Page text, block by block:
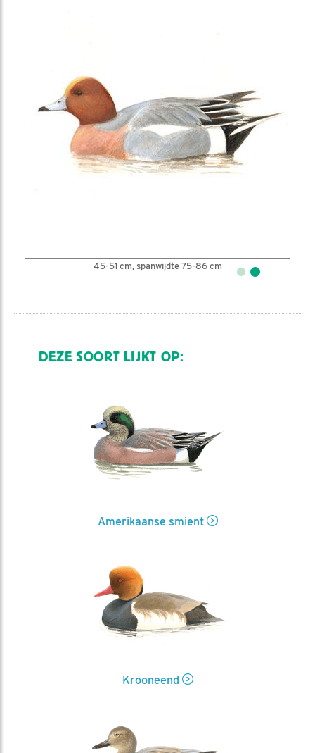
45-51 cm, spanwijdte 75-86 cm
DEZE SOORT LIJKT OP:
Amerikaanse smient
Krooneend